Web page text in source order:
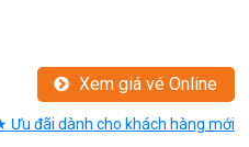
Xem giá vé Online
Ưu đãi dành cho khách hàng mới